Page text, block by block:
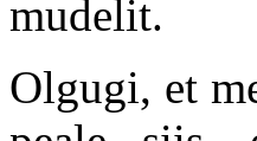
mudelit.
Olgugi, et